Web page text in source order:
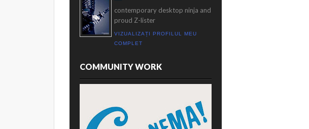
contemporary desktop ninja and
proud Z-lister
VIZUALIZAȚI PROFILUL MEU
COMPLET
COMMUNITY WORK